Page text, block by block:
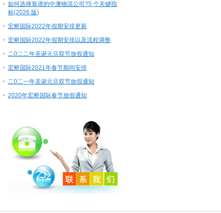
如何选择靠谱的中澳物流公司?5 个关键指
标(2026 版)
宏桥国际2022年假期安排更新
宏桥国际2022年假期安排以及流程调整
二0二二年圣诞元旦双节放假通知
宏桥国际2021年春节期间安排
二0二一年圣诞元旦双节放假通知
2020年宏桥国际春节放假通知